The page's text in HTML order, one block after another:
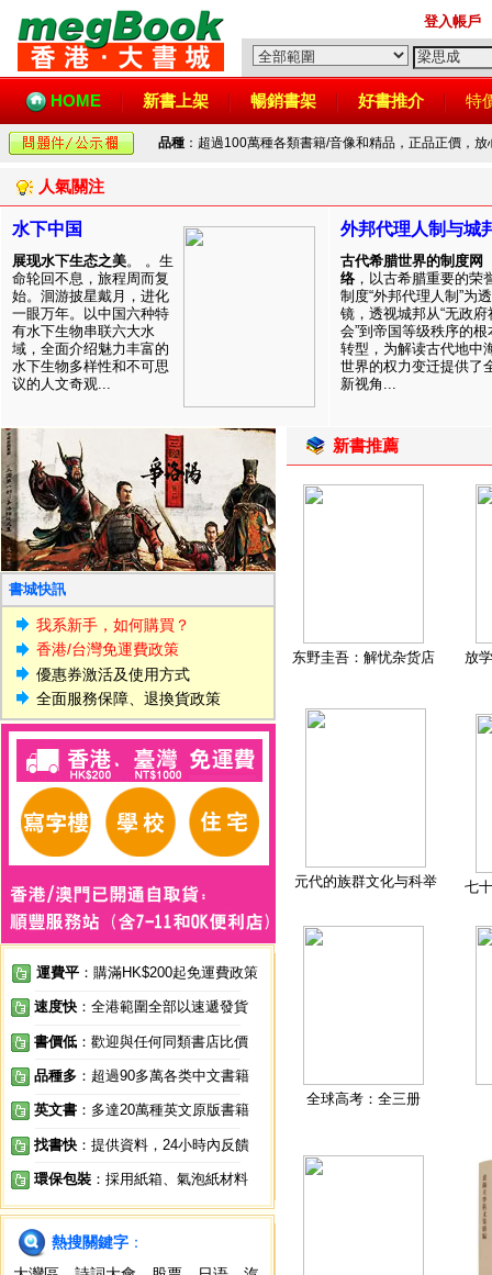
登入帳戶
HOME 新書上架 暢銷書架 好書推介 特
品種 ：超過100萬種各類書籍/音像和精品，正品正價，
人氣關注
水下中国
展现水下生态之美。 。生
命轮回不息，旅程周而复
始。洄游披星戴月，进化
一眼万年。以中国六种特
有水下生物串联六大水
域，全面介绍魅力丰富的
水下生物多样性和不可思
议的人文奇观...
外邦代理人制与城
古代希腊世界的制度网
络 ，以古希腊重要的荣
制度“外邦代理人制”为透
镜，透视城邦从“无政府
会”到帝国等级秩序的根
转型，为解读古代地中
世界的权力变迁提供了
新视角...
書城快訊
我系新手，如何購買？
香港/台灣免運費政策
優惠券激活及使用方式
全面服務保障、退換貨政策
運費平 ：購滿HK$200起免運費政策
速度快 ：全港範圍全部以速遞發貨
書價低 ：歡迎與任何同類書店比價
品種多 ：超過90多萬各类中文書籍
英文書 ：多達20萬種英文原版書籍
找書快 ：提供資料，24小時內反饋
環保包裝 ：採用紙箱、氣泡紙材料
熱搜關鍵字 ：
新書推薦
东野圭吾：解忧杂货店 放
元代的族群文化与科举 七
全球高考：全三册